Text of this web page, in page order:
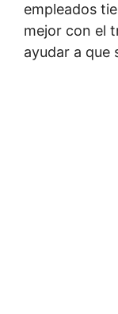
empleados
mejor con el
ayudar a que